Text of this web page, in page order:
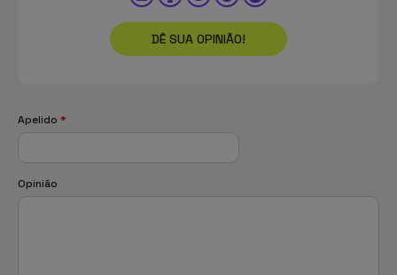
DÊ SUA OPINIÃO!
Apelido *
Opinião